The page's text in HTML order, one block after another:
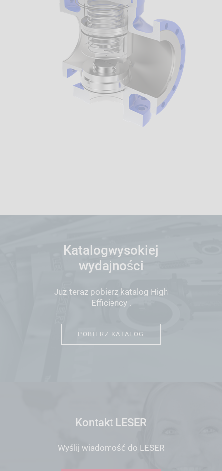
Katalogwysokiej
wydajności
Już teraz pobierz katalog High
Efficiency .
POBIERZ KATALOG
Kontakt LESER
Wyślij wiadomość do LESER